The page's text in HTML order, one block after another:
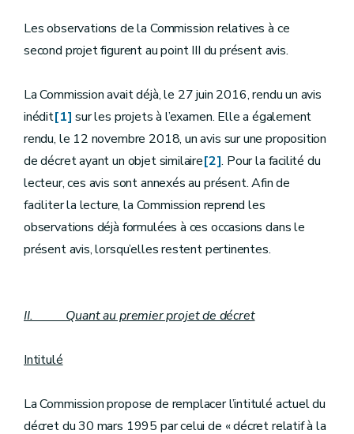
Les observations de la Commission relatives à ce
second projet figurent au point III du présent avis.
La Commission avait déjà, le 27 juin 2016, rendu un avis
inédit[1] sur les projets à l’examen. Elle a également
rendu, le 12 novembre 2018, un avis sur une proposition
de décret ayant un objet similaire[2]. Pour la facilité du
lecteur, ces avis sont annexés au présent. Afin de
faciliter la lecture, la Commission reprend les
observations déjà formulées à ces occasions dans le
présent avis, lorsqu’elles restent pertinentes.
II. Quant au premier projet de décret
Intitulé
La Commission propose de remplacer l’intitulé actuel du
décret du 30 mars 1995 par celui de « décret relatif à la